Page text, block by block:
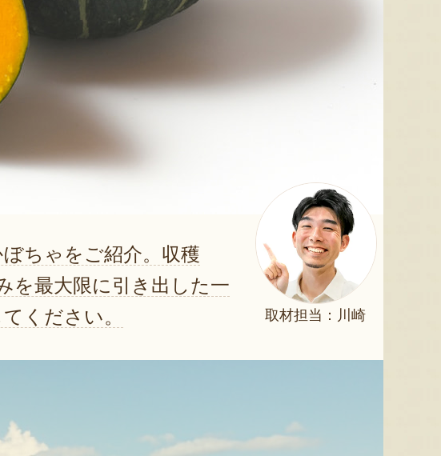
取材担当：川崎
ちゃをご紹介。収穫
を最大限に引き出した一
ください。